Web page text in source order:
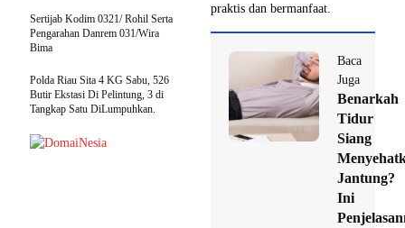
praktis dan bermanfaat.
Baca
Juga
Benarkah
Tidur
Siang
Jantung?
Ini
Sertijab Kodim 0321/ Rohil Serta
Pengarahan Danrem 031/Wira
Bima
Polda Riau Sita 4 KG Sabu, 526
Butir Ekstasi Di Pelintung, 3 di
Tangkap Satu DiLumpuhkan.